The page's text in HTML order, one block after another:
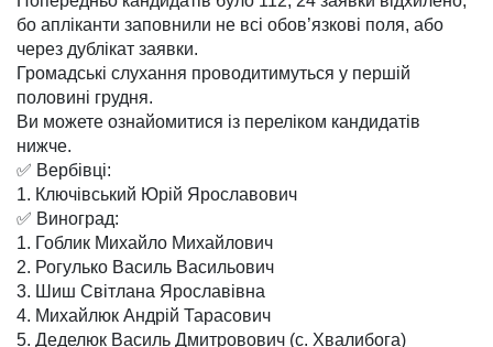
бо апліканти заповнили не всі обов’язкові поля, або
через дублікат заявки.
Громадські слухання проводитимуться у першій
половині грудня.
Ви можете ознайомитися із переліком кандидатів
нижче.
✅ Вербівці:
1. Ключівський Юрій Ярославович
✅ Виноград:
1. Гоблик Михайло Михайлович
2. Рогулько Василь Васильович
3. Шиш Світлана Ярославівна
4. Михайлюк Андрій Тарасович
5. Деделюк Василь Дмитровович (с. Хвалибога)